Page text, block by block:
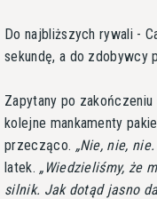
Do najbliższych rywali -
sekundę, a do zdobywcy
Zapytany po
kolejne mankamenty
przecząco. Nie, nie,
latek.
Wiedzieliśmy, że
silnik. Jak dotąd jasno